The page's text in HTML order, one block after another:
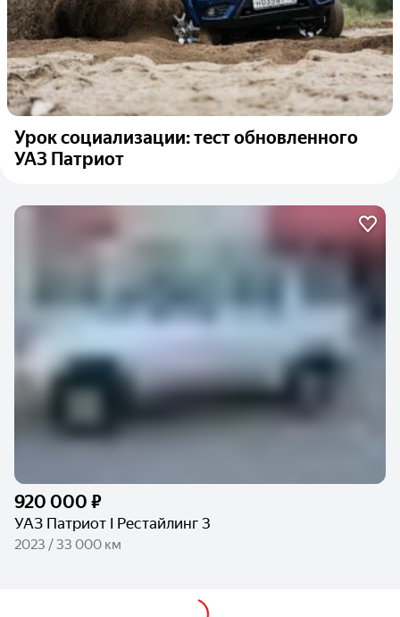
Урок социализации: тест обновленного
УАЗ Патриот
920 000 ₽
УАЗ Патриот I Рестайлинг 3
2023 / 33 000 км